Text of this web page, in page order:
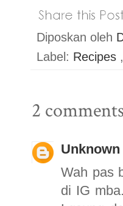
Diposkan oleh
Label: Recipes ,
2
Unknown
Wah pas
di IG